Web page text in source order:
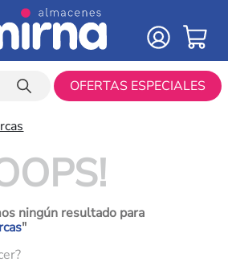
OFERTAS ESPECIALES
ningún resultado para
"